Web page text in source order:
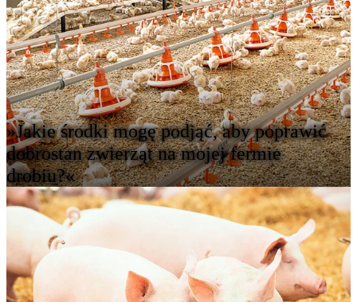
»Jakie środki mogę podjąć, aby poprawić
dobrostan zwierząt na mojej fermie
drobiu?«